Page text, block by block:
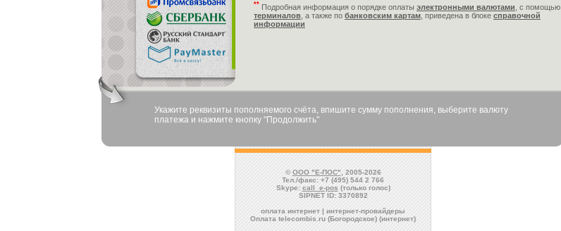
** Подробная информация о порядке оплаты электронными валютами, с помощью
терминалов, а также по банковским картам, приведена в блоке справочной
информации
Укажите реквизиты пополняемого счёта, впишите сумму пополнения, выберите валюту
платежа и нажмите кнопку "Продолжить"
© ООО "Е-ПОС", 2005-2026
Тел./факс: +7 (495) 544 2 766
Skype: call_e-pos(только голос)
SIPNET ID: 3370892
оплата интернет | интернет-провайдеры
Оплата telecombis.ru (Богородское) (интернет)